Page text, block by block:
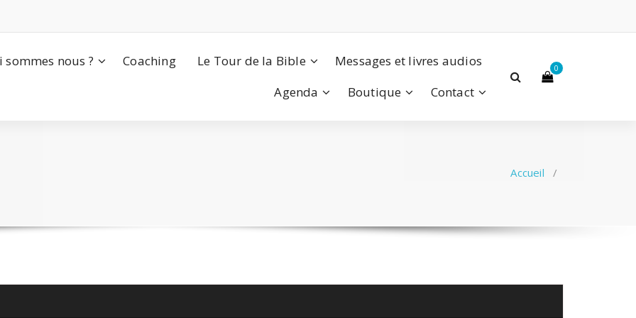
sommes nous ? Coaching Le Tour de la Bible
Messages et livres audios
Agenda
Boutique Contact
0
Accueil /